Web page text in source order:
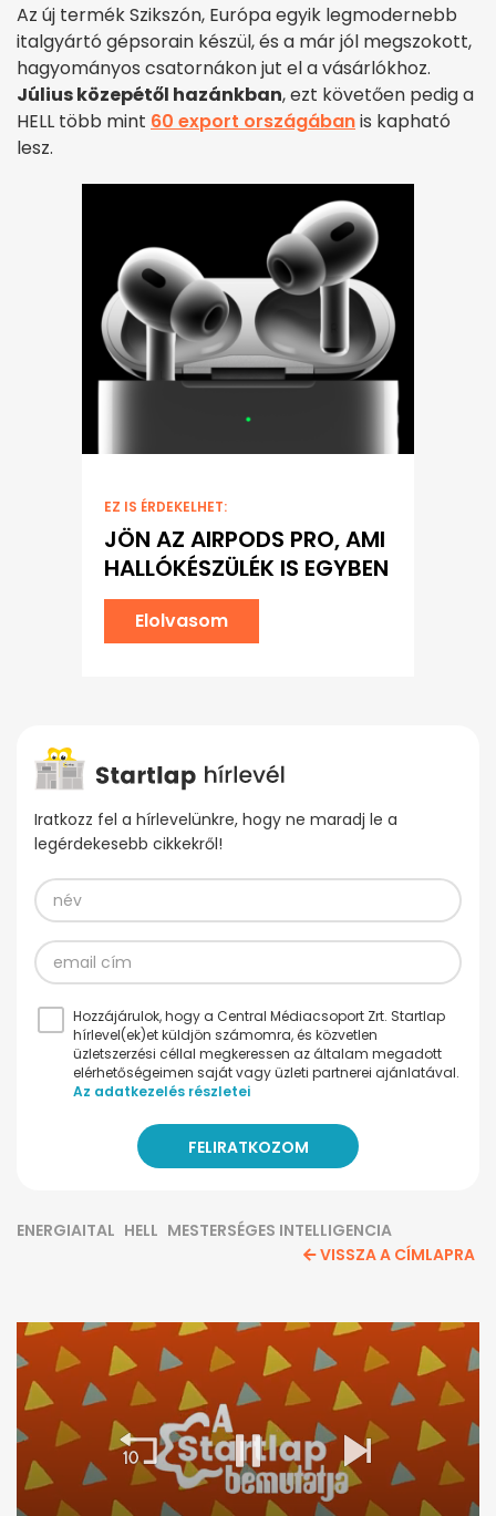
Az új termék Szikszón, Európa egyik legmodernebb
italgyártó gépsorain készül, és a már jól megszokott,
hagyományos csatornákon jut el a vásárlókhoz.
Július közepétől hazánkban, ezt követően pedig a
HELL több mint 60 export országábanis kapható
lesz.
EZ IS ÉRDEKELHET:
JÖN AZ AIRPODS PRO, AMI
HALLÓKÉSZÜLÉK IS EGYBEN
Elolvasom
Iratkozz fel a hírlevelünkre, hogy ne maradj le a
legérdekesebb cikkekről!
Hozzájárulok, hogy a Central Médiacsoport Zrt. Startlap
hírlevel(ek)et küldjön számomra, és közvetlen
üzletszerzési céllal megkeressen az általam megadott
elérhetőségeimen saját vagy üzleti partnerei ajánlatával.
Az adatkezelés részletei
ENERGIAITAL HELL MESTERSÉGES INTELLIGENCIA
VISSZA A CÍMLAPRA